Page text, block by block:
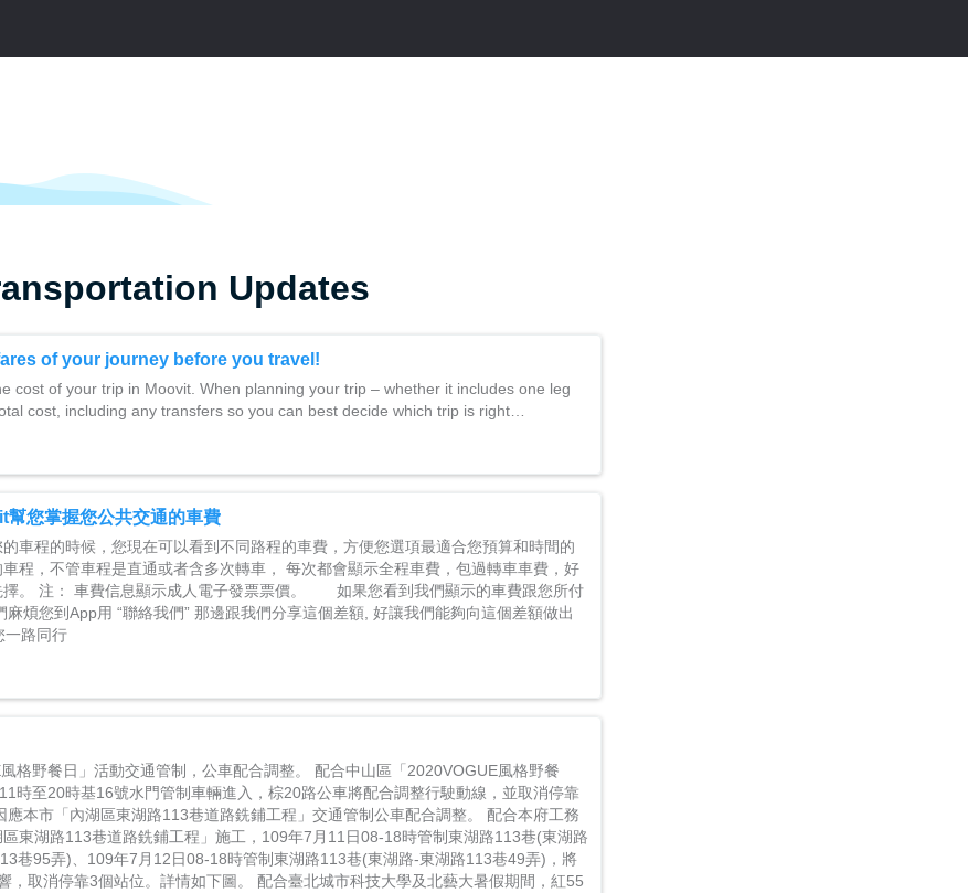
Updates
of your journey before you travel!
cost of your trip in Moovit. When planning your trip – whether it includes one leg
cost, including any transfers so you can best decide which trip is right…
幫您掌握您公共交通的車費
車程的時候，您現在可以看到不同路程的車費，方便您選項最適合您預算和時間的
程，不管車程是直通或者含多次轉車， 每次都會顯示全程車費，包過轉車車費，好
擇。 注： 車費信息顯示成人電子發票票價。 如果您看到我們顯示的車費跟您所付
麻煩您到App用 “聯絡我們” 那邊跟我們分享這個差額, 好讓我們能夠向這個差額做出
路同行
格野餐日」活動交通管制，公車配合調整。 配合中山區「2020VOGUE風格野餐
時至20時基16號水門管制車輛進入，棕20路公車將配合調整行駛動線，並取消停靠
應本市「內湖區東湖路113巷道路銑鋪工程」交通管制公車配合調整。 配合本府工務
東湖路113巷道路銑鋪工程」施工，109年7月11日08-18時管制東湖路113巷(東湖路
巷95弄)、109年7月12日08-18時管制東湖路113巷(東湖路-東湖路113巷49弄)，將
，取消停靠3個站位。詳情如下圖。 配合臺北城市科技大學及北藝大暑假期間，紅55